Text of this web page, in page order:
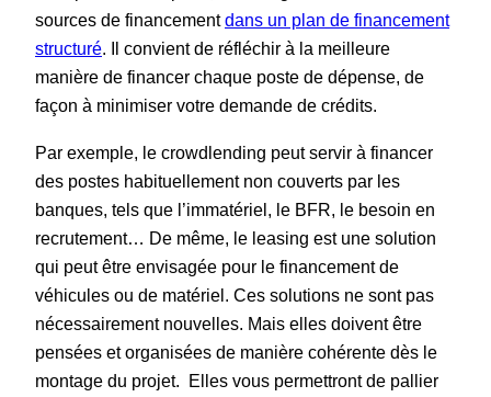
sources de financementdans un plan de financement
structuré. Il convient de réfléchir à la meilleure
manière de financer chaque poste de dépense, de
façon à minimiser votre demande de crédits.
Par exemple, le crowdlending peut servir à financer
des postes habituellement non couverts par les
banques, tels que l’immatériel, le BFR, le besoin en
recrutement… De même, le leasing est une solution
qui peut être envisagée pour le financement de
véhicules ou de matériel. Ces solutions ne sont pas
nécessairement nouvelles. Mais elles doivent être
pensées et organisées de manière cohérente dès le
montage du projet. Elles vous permettront de pallier